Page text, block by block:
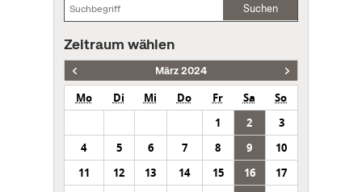
Suchen
Zeitraum wählen
März 2024
Mo Di Mi Do Fr Sa
So
1
2
3
4
5 6 7 8 9
10
11
12 13 14 15 16
17